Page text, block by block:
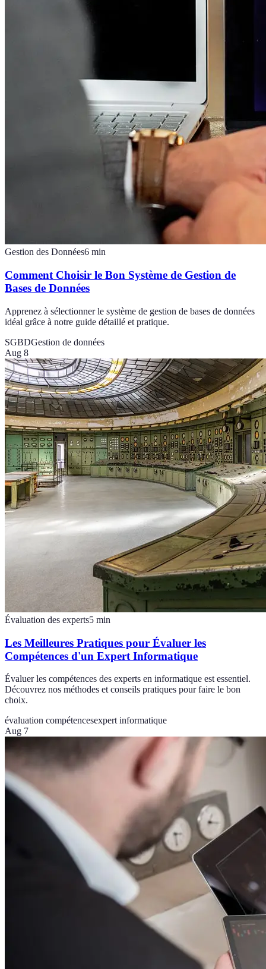
Gestion des Données6 min
Comment Choisir le Bon Système de Gestion de
Bases de Données
Apprenez à sélectionner le système de gestion de bases de données
idéal grâce à notre guide détaillé et pratique.
SGBDGestion de données
Aug 8
Évaluation des experts5 min
Les Meilleures Pratiques pour Évaluer les
Compétences d'un Expert Informatique
Évaluer les compétences des experts en informatique est essentiel.
Découvrez nos méthodes et conseils pratiques pour faire le bon
choix.
évaluation compétencesexpert informatique
Aug 7